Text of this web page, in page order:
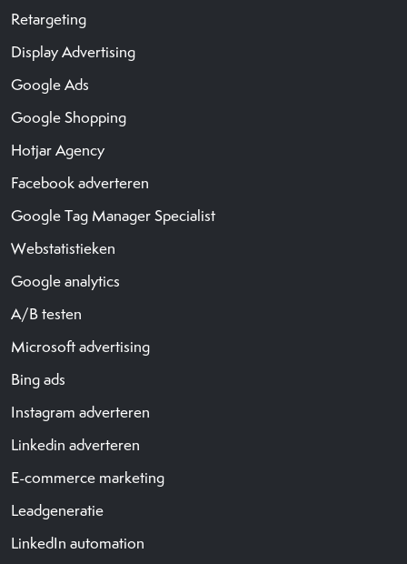
Retargeting
Display Advertising
Google Ads
Google Shopping
Hotjar Agency
Facebook adverteren
Google Tag Manager Specialist
Webstatistieken
Google analytics
A/B testen
Microsoft advertising
Bing ads
Instagram adverteren
Linkedin adverteren
E-commerce marketing
Leadgeneratie
LinkedIn automation